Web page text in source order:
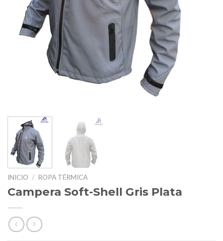
INICIO / ROPA TÉRMICA
Campera Soft-Shell Gris Plata